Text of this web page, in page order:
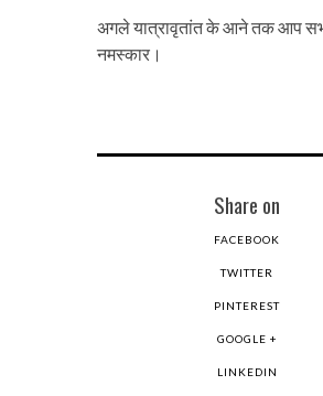
अगले यात्रावृतांत के आने तक आप
नमस्कार।
Share on
FACEBOOK
TWITTER
PINTEREST
GOOGLE +
LINKEDIN